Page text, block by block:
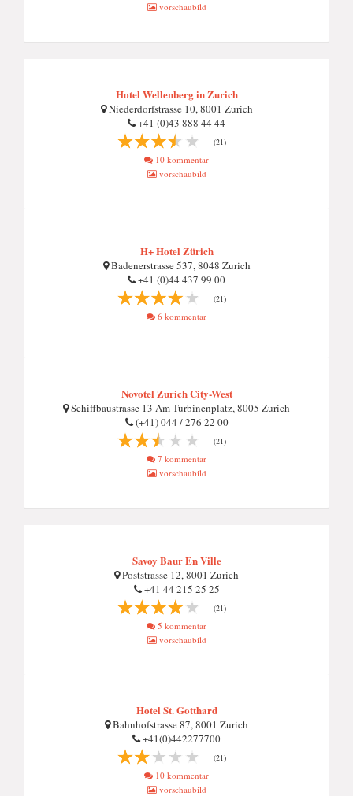
vorschaubild
Hotel Wellenberg in Zurich
Niederdorfstrasse 10, 8001 Zurich
+41 (0)43 888 44 44
(21)
10 kommentar
vorschaubild
H+ Hotel Zürich
Badenerstrasse 537, 8048 Zurich
+41 (0)44 437 99 00
(21)
6 kommentar
Novotel Zurich City-West
Schiffbaustrasse 13 Am Turbinenplatz, 8005 Zurich
(+41) 044 / 276 22 00
(21)
7 kommentar
vorschaubild
Savoy Baur En Ville
Poststrasse 12, 8001 Zurich
+41 44 215 25 25
(21)
5 kommentar
vorschaubild
Hotel St. Gotthard
Bahnhofstrasse 87, 8001 Zurich
+41(0)442277700
(21)
10 kommentar
vorschaubild